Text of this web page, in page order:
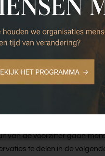
in een grote
herstructureren dat. Ik
besluiten te komen.
meedenken leidt.
scan’ te doen. Mijn
ik ‘voel’ is een soort
van de voorzitter gaan
te delen in de